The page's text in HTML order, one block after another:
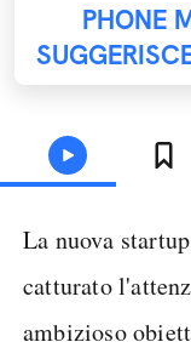
PHONE
La nuova
catturato
ambizioso